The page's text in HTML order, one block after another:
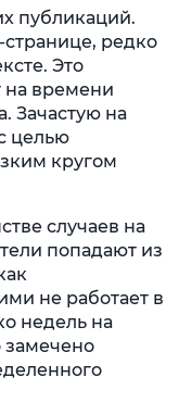
публикаций.
странице, редко
Это
на времени
Зачастую на
целью
кругом
случаев на
попадают из
не работает в
недель на
замечено